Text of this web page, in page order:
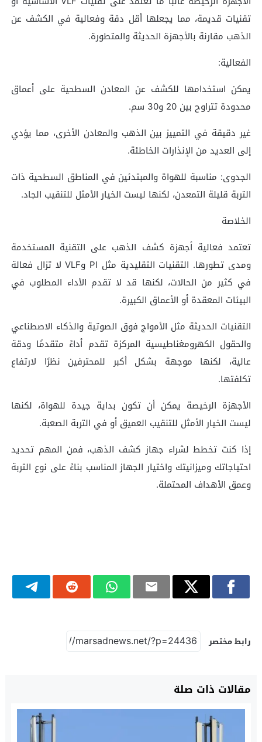
تقنيات قديمة، مما يجعلها أقل دقة وفعالية في الكشف عن
الذهب مقارنة بالأجهزة الحديثة والمتطورة.
الفعالية:
يمكن استخدامها للكشف عن المعادن السطحية على أعماق
محدودة تتراوح بين 20 و30 سم.
غير دقيقة في التمييز بين الذهب والمعادن الأخرى، مما يؤدي
إلى العديد من الإنذارات الخاطئة.
الجدوى: مناسبة للهواة والمبتدئين في المناطق السطحية ذات
التربة قليلة التمعدن، لكنها ليست الخيار الأمثل للتنقيب الجاد.
الخلاصة
تعتمد فعالية أجهزة كشف الذهب على التقنية المستخدمة
ومدى تطورها. التقنيات التقليدية مثل PI وVLF لا تزال فعالة
في كثير من الحالات، لكنها قد لا تقدم الأداء المطلوب في
البيئات المعقدة أو الأعماق الكبيرة.
التقنيات الحديثة مثل الأمواج فوق الصوتية والذكاء الاصطناعي
والحقول الكهرومغناطيسية المركزة تقدم أداءً متقدمًا ودقة
عالية، لكنها موجهة بشكل أكبر للمحترفين نظرًا لارتفاع
تكلفتها.
الأجهزة الرخيصة يمكن أن تكون بداية جيدة للهواة، لكنها
ليست الخيار الأمثل للتنقيب العميق أو في التربة الصعبة.
إذا كنت تخطط لشراء جهاز كشف الذهب، فمن المهم تحديد
احتياجاتك وميزانيتك واختيار الجهاز المناسب بناءً على نوع التربة
وعمق الأهداف المحتملة.
رابط مختصر
مقالات ذات صلة